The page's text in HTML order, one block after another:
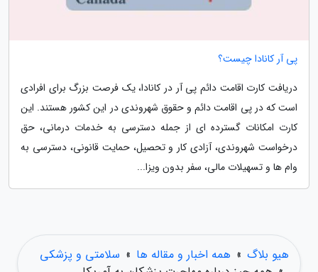
پی آر کانادا چیست؟
دریافت کارت اقامت دائم پی آر در کانادا، یک فرصت بزرگ برای افرادی
است که در پی اقامت دائم و حقوق شهروندی در این کشور هستند. این
کارت امکانات گسترده ای از جمله دسترسی به خدمات درمانی، حق
درخواست شهروندی، آزادی کار و تحصیل، حمایت قانونی، دسترسی به
وام ها و تسهیلات مالی، سفر بدون ویزا...
هیو بلاگ » همه اخبار و مقاله ها » سلامتی و پزشکی